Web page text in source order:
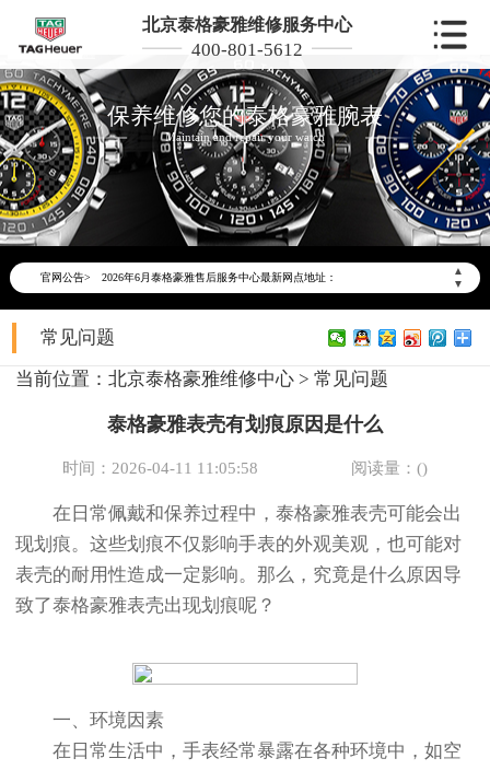
北京泰格豪雅维修服务中心
400-801-5612
保养维修您的泰格豪雅腕表
Maintain and repair your watch
官网公告>
▲
▼
2026年6月泰格豪雅北京市售后服务网络优化升级公告
2026年6月北京市泰格豪雅官方售后客户服务热线：400-801-5612
2026年6月泰格豪雅售后服务中心最新网点地址：
北京市东城区东长安街1号东方广场写字楼W3座6层602室（需提前预约）
北京市朝阳区建国门外大街甲6号华熙国际中心写字楼D座11层1102室（需提前预约）
节假日正常营业！
常见问题
当前位置： 北京泰格豪雅维修中心 > 常见问题
泰格豪雅表壳有划痕原因是什么
时间：2026-04-11 11:05:58 阅读量：()
在日常佩戴和保养过程中，泰格豪雅表壳可能会出
现划痕。这些划痕不仅影响手表的外观美观，也可能对
表壳的耐用性造成一定影响。那么，究竟是什么原因导
致了泰格豪雅表壳出现划痕呢？
一、环境因素
在日常生活中，手表经常暴露在各种环境中，如空